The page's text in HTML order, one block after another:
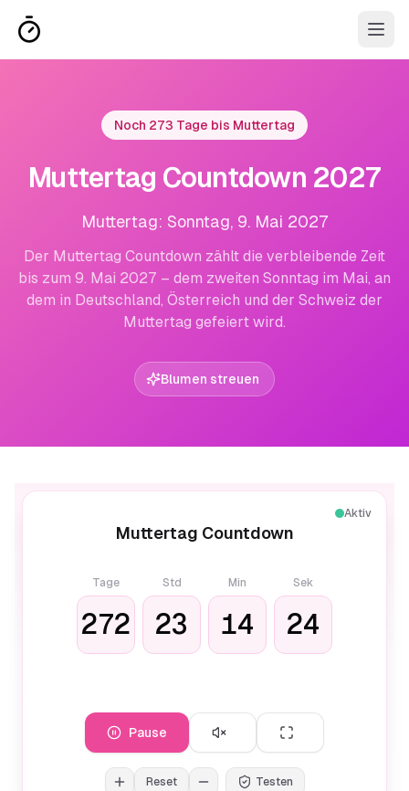
Noch 273 Tage bis Muttertag
Muttertag Countdown 2027
Muttertag: Sonntag, 9. Mai 2027
Der Muttertag Countdown zählt die verbleibende Zeit
bis zum 9. Mai 2027 – dem zweiten Sonntag im Mai, an
dem in Deutschland, Österreich und der Schweiz der
Muttertag gefeiert wird.
Blumen streuen
Aktiv
Muttertag Countdown
Tage
272
Std
23
Min
14
Sek
24
Pause
Reset Testen